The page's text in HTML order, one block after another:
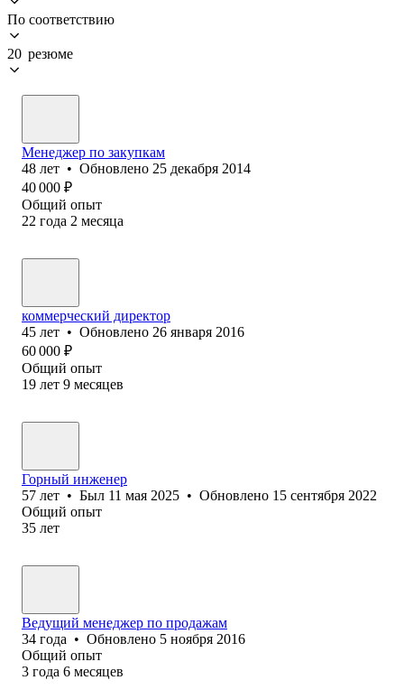
По соответствию
20 резюме
Менеджер по закупкам
48 лет • Обновлено 25 декабря 2014
40 000 ₽
Общий опыт
22 года 2 месяца
коммерческий директор
45 лет • Обновлено 26 января 2016
60 000 ₽
Общий опыт
19 лет 9 месяцев
Горный инженер
57 лет • Был 11 мая 2025 • Обновлено 15 сентября 2022
Общий опыт
35 лет
Ведущий менеджер по продажам
34 года • Обновлено 5 ноября 2016
Общий опыт
3 года 6 месяцев